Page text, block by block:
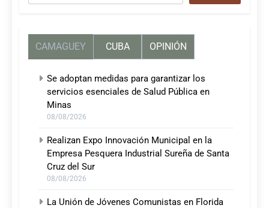
CAMAGUEY CUBA OPINIÓN
Se adoptan medidas para garantizar los
servicios esenciales de Salud Pública en
Minas
08/08/2026
Realizan Expo Innovación Municipal en la
Empresa Pesquera Industrial Sureña de Santa
Cruz del Sur
08/08/2026
La Unión de Jóvenes Comunistas en Florida